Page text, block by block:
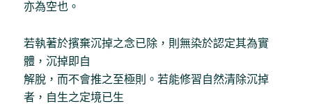
亦為空也。
若執著於擯棄沉掉之念已除，則無染於認定其為實
體，沉掉即自
解脫，而不會推之至極則。若能修習自然清除沉掉
者，自生之定境已生